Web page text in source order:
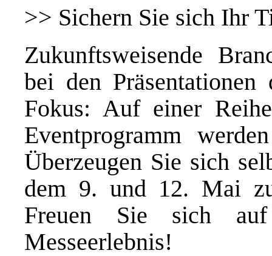
>> Sichern Sie sich Ihr
Zukunftsweisende
bei den
Fokus: Auf einer
Eventprogramm
Überzeugen Sie sich
dem 9. und 12. Mai
Freuen Sie sich
Messeerlebnis!